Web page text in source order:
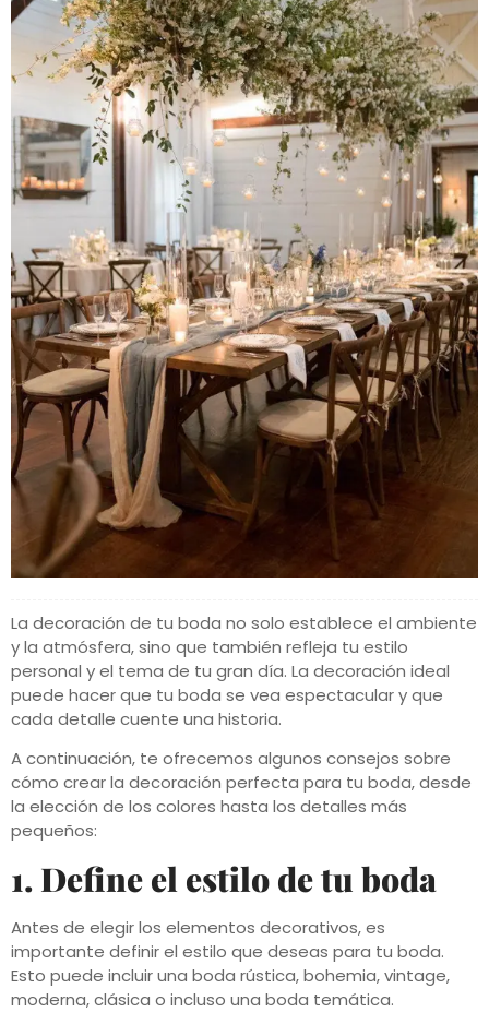
La decoración de tu boda no solo establece el ambiente
y la atmósfera, sino que también refleja tu estilo
personal y el tema de tu gran día. La decoración ideal
puede hacer que tu boda se vea espectacular y que
cada detalle cuente una historia.
A continuación, te ofrecemos algunos consejos sobre
cómo crear la decoración perfecta para tu boda, desde
la elección de los colores hasta los detalles más
pequeños:
1. Define el estilo de tu boda
Antes de elegir los elementos decorativos, es
importante definir el estilo que deseas para tu boda.
Esto puede incluir una boda rústica, bohemia, vintage,
moderna, clásica o incluso una boda temática.